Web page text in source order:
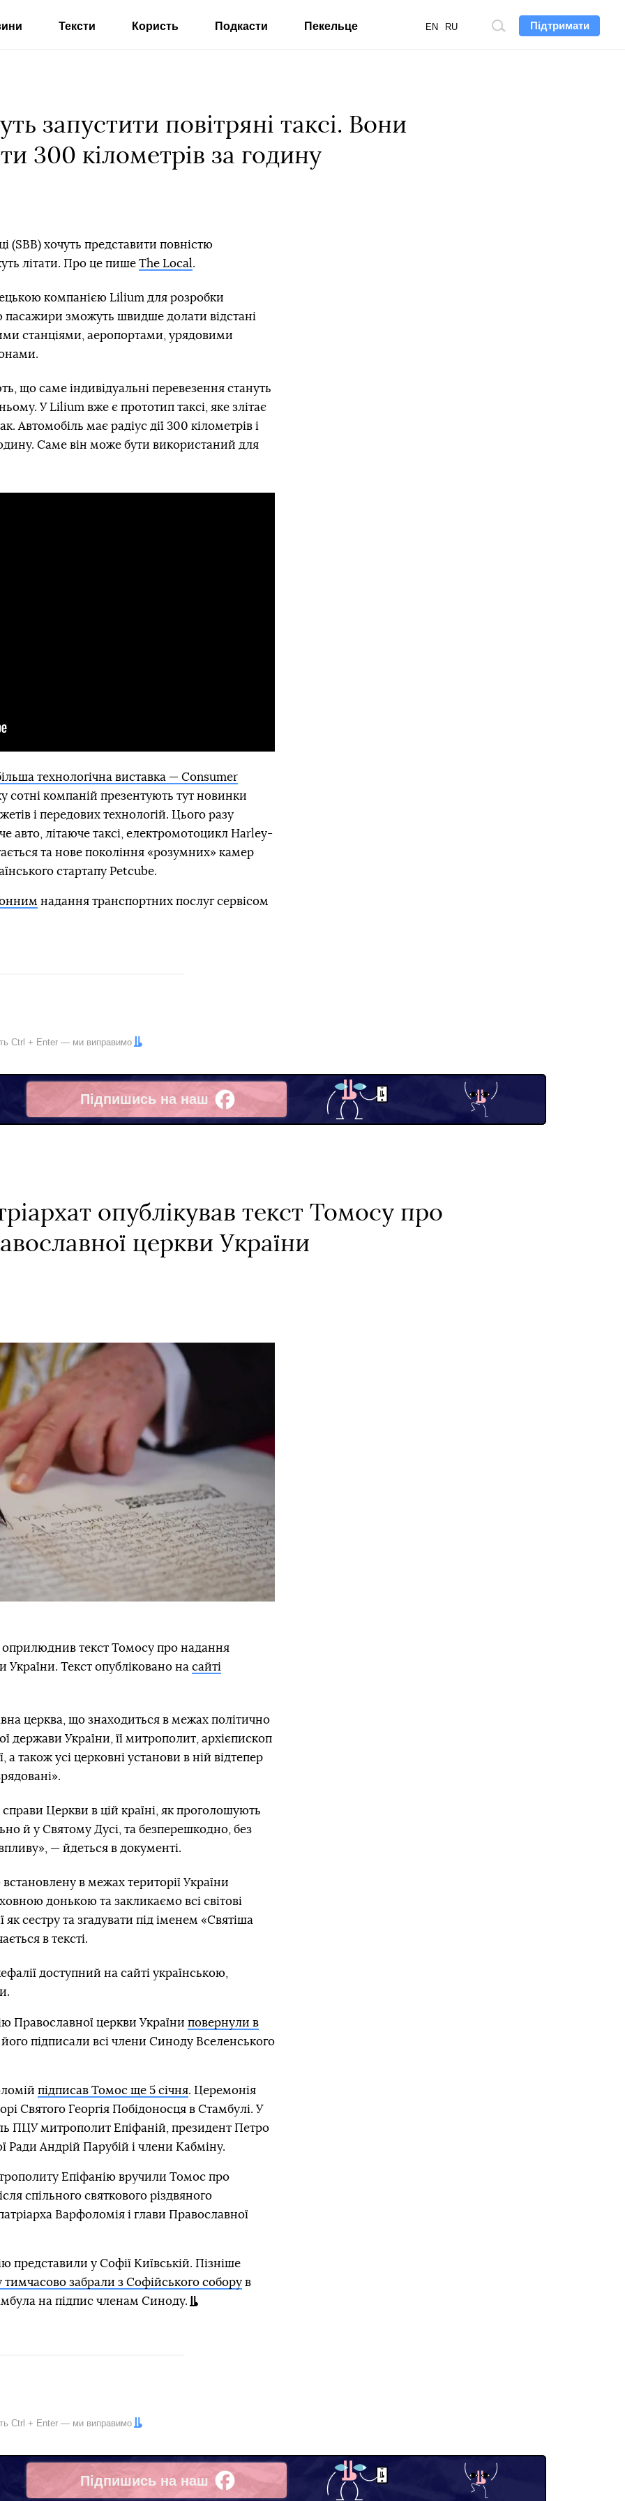
Підтримати
Пошук
EN RU
Тексти Користь Подкасти Пекельце
запустити повітряні таксі. Вони
300 кілометрів за годину
(SBB) хочуть представити повністю
літати. Про це пише The Local .
компанією Lilium для розробки
пасажири зможуть швидше долати відстані
станціями, аеропортами, урядовими
що саме індивідуальні перевезення стануть
У Lilium вже є прототип таксі, яке злітає
Автомобіль має радіус дії 300 кілометрів і
Саме він може бути використаний для
технологічна виставка — Consumer
сотні компаній презентують тут новинки
і передових технологій. Цього разу
авто, літаюче таксі, електромотоцикл Harley-
та нове покоління «розумних» камер
стартапу Petcube.
надання транспортних послуг сервісом
Ctrl + Enter — ми виправимо
Підпишись на наш
Facebook
опублікував текст Томосу про
церкви України
оприлюднив текст Томосу про надання
України. Текст опубліковано на сайті
церква, що знаходиться в межах політично
держави України, її митрополит, архієпископ
а також усі церковні установи в ній відтепер
Церкви в цій країні, як проголошують
й у Святому Дусі, та безперешкодно, без
— йдеться в документі.
в межах території України
донькою та закликаємо всі світовi
сестру та згадувати під іменем «Святіша
в тексті.
доступний на сайті українською,
Православної церкви України повернули в
його підписали всі члени Синоду Вселенського
підписав Томос ще 5 січня. Церемонія
Святого Георгія Побідоносця в Стамбулі. У
ПЦУ митрополит Епіфаній, президент Петро
Ради Андрій Парубій і члени Кабміну.
Епіфанію вручили Томос про
спільного святкового різдвяного
Варфоломія і глави Православної
представили у Софії Київській. Пізніше
тимчасово забрали з Софійського соборув
на підпис членам Синоду.
Ctrl + Enter — ми виправимо
Підпишись на наш
Facebook